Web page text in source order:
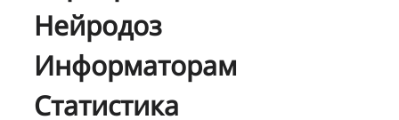
Нейродоз
Информаторам
Статистика